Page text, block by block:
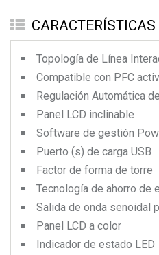
CARACTERÍSTICAS
Topología de Línea
Compatible con PFC
Regulación Automática
Panel LCD inclinable
Software de gestión
Puerto (s) de carga USB
Factor de forma de torre
Tecnología de ahorro de
Salida de onda senoidal
Panel LCD a color
Indicador de estado LED